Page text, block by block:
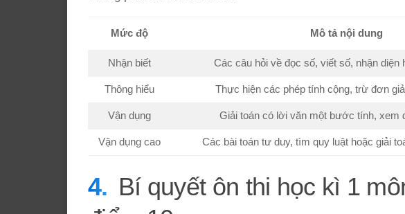
Mức độ Mô tả nội dung
Nhận biết Các câu hỏi về đọc số, viết số, nhận diện
Thông hiểu Thực hiện các phép tính cộng, trừ đơn
Vận dụng Giải toán có lời văn một bước tính, xem
Vận dụng cao Các bài toán tư duy, tìm quy luật hoặc giải
Bí quyết ôn thi học kì 1